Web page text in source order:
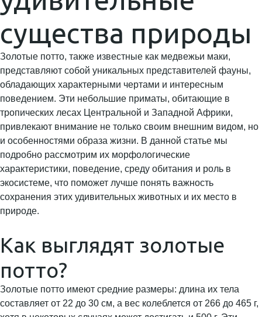
существа природы
Золотые потто, также известные как медвежьи маки,
представляют собой уникальных представителей фауны,
обладающих характерными чертами и интересным
поведением. Эти небольшие приматы, обитающие в
тропических лесах Центральной и Западной Африки,
привлекают внимание не только своим внешним видом, но
и особенностями образа жизни. В данной статье мы
подробно рассмотрим их морфологические
характеристики, поведение, среду обитания и роль в
экосистеме, что поможет лучше понять важность
сохранения этих удивительных животных и их место в
природе.
Как выглядят золотые
потто?
Золотые потто имеют средние размеры: длина их тела
составляет от 22 до 30 см, а вес колеблется от 266 до 465 г,